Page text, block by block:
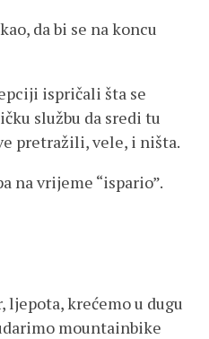
da bi se na koncu
ispričali šta se
službu da sredi tu
pretražili, vele, i ništa.
na vrijeme “ispario”.
ljepota, krećemo u dugu
mountainbike